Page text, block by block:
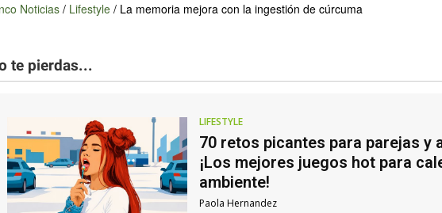
Noticias/ Lifestyle / La memoria mejora con la ingestión de cúrcuma
te pierdas...
LIFESTYLE
70 retos picantes para parejas y
¡Los mejores juegos hot para
ambiente!
Paola Hernandez